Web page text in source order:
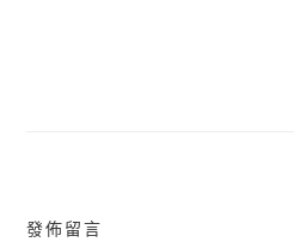
發佈留言